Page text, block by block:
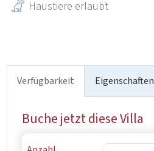
Haustiere erlaubt
Verfügbarkeit Eigenschaften
Buche jetzt diese Villa